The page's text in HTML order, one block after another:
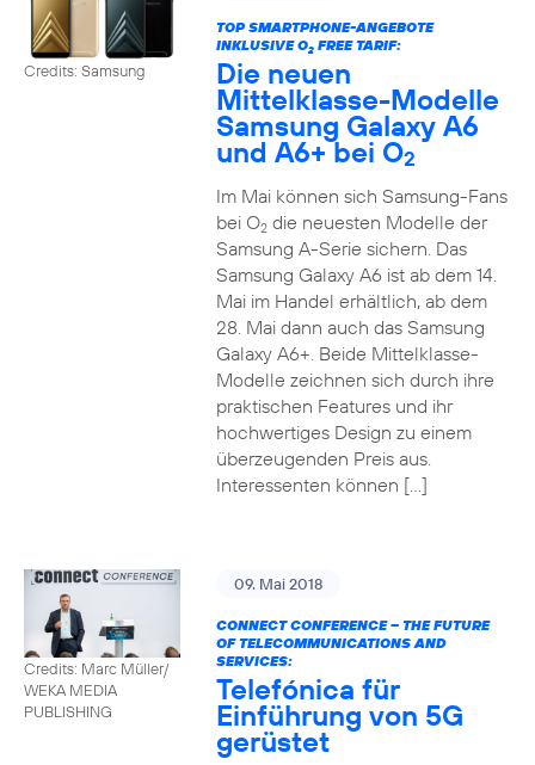
Credits: Samsung
TOP SMARTPHONE-ANGEBOTE
INKLUSIVE O2FREE TARIF:
Die neuen
Mittelklasse-Modelle
Samsung Galaxy A6
und A6+ bei O2
Im Mai können sich Samsung-Fans
bei O2die neuesten Modelle der
Samsung A-Serie sichern. Das
Samsung Galaxy A6 ist ab dem 14.
Mai im Handel erhältlich, ab dem
28. Mai dann auch das Samsung
Galaxy A6+. Beide Mittelklasse-
Modelle zeichnen sich durch ihre
praktischen Features und ihr
hochwertiges Design zu einem
überzeugenden Preis aus.
Interessenten können […]
Credits: Marc Müller/
WEKA MEDIA
PUBLISHING
09. Mai 2018
CONNECT CONFERENCE – THE FUTURE
OF TELECOMMUNICATIONS AND
SERVICES:
Telefónica für
Einführung von 5G
gerüstet